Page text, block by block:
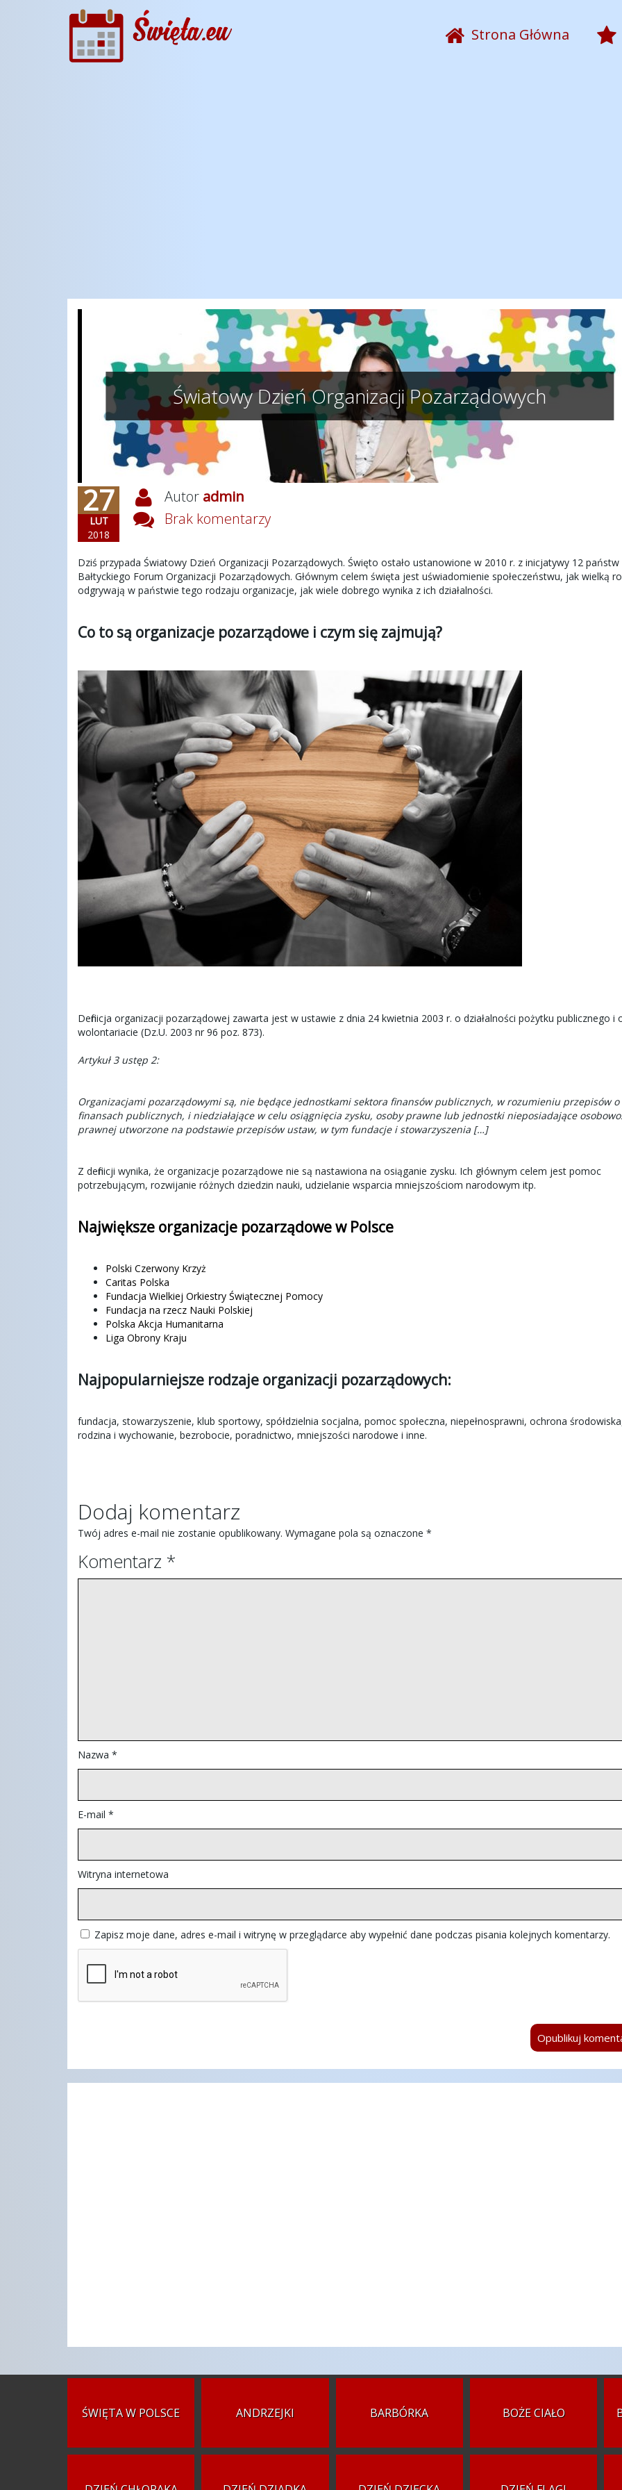
Strona Główna
Światowy Dzień Organizacji Pozarządowych
27
LUT
2018
Autor admin
Brak komentarzy
Dziś przypada Światowy Dzień Organizacji Pozarządowych. Święto ostało ustanowione w 2010 r. z inicjatywy 12 państw
Bałtyckiego Forum Organizacji Pozarządowych. Głównym celem święta jest uświadomienie społeczeństwu, jak wielką
odgrywają w państwie tego rodzaju organizacje, jak wiele dobrego wynika z ich działalności.
Co to są organizacje pozarządowe i czym się zajmują?
Definicja organizacji pozarządowej zawarta jest w ustawie z dnia 24 kwietnia 2003 r. o działalności pożytku publicznego i
wolontariacie (Dz.U. 2003 nr 96 poz. 873).
Artykuł 3 ustęp 2:
Organizacjami pozarządowymi są, nie będące jednostkami sektora finansów publicznych, w rozumieniu przepisów o
finansach publicznych, i niedziałające w celu osiągnięcia zysku, osoby prawne lub jednostki nieposiadające
prawnej utworzone na podstawie przepisów ustaw, w tym fundacje i stowarzyszenia […]
Z definicji wynika, że organizacje pozarządowe nie są nastawiona na osiąganie zysku. Ich głównym celem jest pomoc
potrzebującym, rozwijanie różnych dziedzin nauki, udzielanie wsparcia mniejszościom narodowym itp.
Największe organizacje pozarządowe w Polsce
Polski Czerwony Krzyż
Caritas Polska
Fundacja Wielkiej Orkiestry Świątecznej Pomocy
Fundacja na rzecz Nauki Polskiej
Polska Akcja Humanitarna
Liga Obrony Kraju
Najpopularniejsze rodzaje organizacji pozarządowych:
fundacja, stowarzyszenie, klub sportowy, spółdzielnia socjalna, pomoc społeczna, niepełnosprawni, ochrona
rodzina i wychowanie, bezrobocie, poradnictwo, mniejszości narodowe i inne.
Dodaj komentarz
Twój adres e-mail nie zostanie opublikowany. Wymagane pola są oznaczone *
Komentarz *
Nazwa *
E-mail *
Witryna internetowa
Zapisz moje dane, adres e-mail i witrynę w przeglądarce aby wypełnić dane podczas pisania kolejnych komentarzy.
ŚWIĘTA W POLSCE ANDRZEJKI BARBÓRKA BOŻE CIAŁO